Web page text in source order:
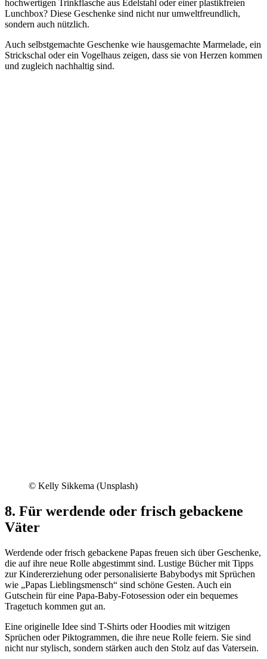
hochwertigen Trinkflasche aus Edelstahl oder einer plastikfreien
Lunchbox? Diese Geschenke sind nicht nur umweltfreundlich,
sondern auch nützlich.
Auch selbstgemachte Geschenke wie hausgemachte Marmelade, ein
Strickschal oder ein Vogelhaus zeigen, dass sie von Herzen kommen
und zugleich nachhaltig sind.
© Kelly Sikkema (Unsplash)
8. Für werdende oder frisch gebackene
Väter
Werdende oder frisch gebackene Papas freuen sich über Geschenke,
die auf ihre neue Rolle abgestimmt sind. Lustige Bücher mit Tipps
zur Kindererziehung oder personalisierte Babybodys mit Sprüchen
wie „Papas Lieblingsmensch“ sind schöne Gesten. Auch ein
Gutschein für eine Papa-Baby-Fotosession oder ein bequemes
Tragetuch kommen gut an.
Eine originelle Idee sind T-Shirts oder Hoodies mit witzigen
Sprüchen oder Piktogrammen, die ihre neue Rolle feiern. Sie sind
nicht nur stylisch, sondern stärken auch den Stolz auf das Vatersein.